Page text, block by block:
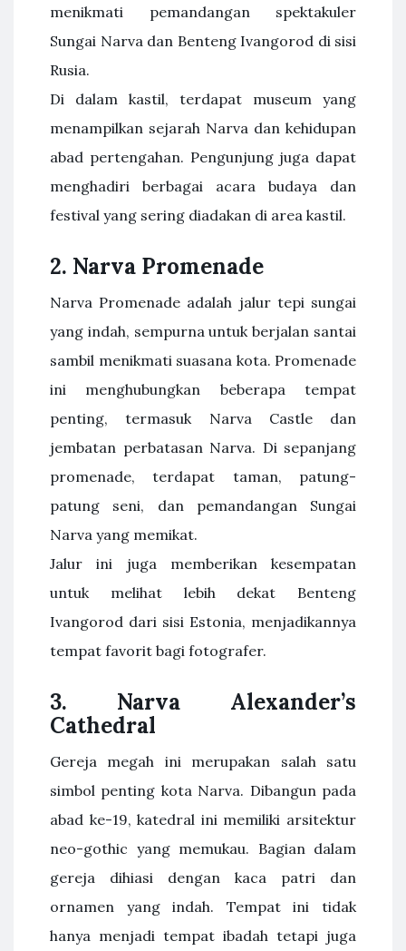
menikmati pemandangan spektakuler
Sungai Narva dan Benteng Ivangorod di sisi
Rusia.
Di dalam kastil, terdapat museum yang
menampilkan sejarah Narva dan kehidupan
abad pertengahan. Pengunjung juga dapat
menghadiri berbagai acara budaya dan
festival yang sering diadakan di area kastil.
2. Narva Promenade
Narva Promenade adalah jalur tepi sungai
yang indah, sempurna untuk berjalan santai
sambil menikmati suasana kota. Promenade
ini menghubungkan beberapa tempat
penting, termasuk Narva Castle dan
jembatan perbatasan Narva. Di sepanjang
promenade, terdapat taman, patung-
patung seni, dan pemandangan Sungai
Narva yang memikat.
Jalur ini juga memberikan kesempatan
untuk melihat lebih dekat Benteng
Ivangorod dari sisi Estonia, menjadikannya
tempat favorit bagi fotografer.
3. Narva Alexander’s
Cathedral
Gereja megah ini merupakan salah satu
simbol penting kota Narva. Dibangun pada
abad ke-19, katedral ini memiliki arsitektur
neo-gothic yang memukau. Bagian dalam
gereja dihiasi dengan kaca patri dan
ornamen yang indah. Tempat ini tidak
hanya menjadi tempat ibadah tetapi juga